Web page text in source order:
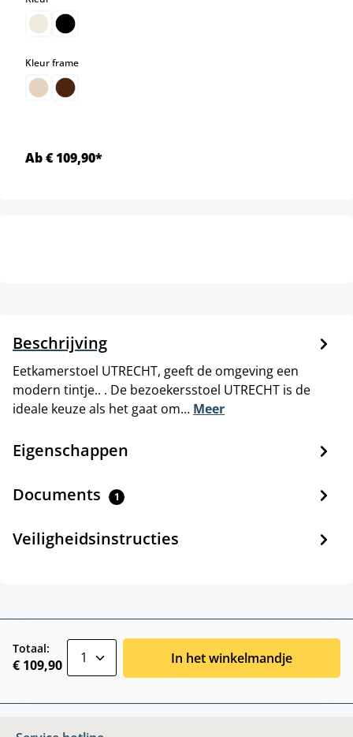
Kleur frameselect
Ab € 109,90*
Beschrijving
Eetkamerstoel UTRECHT, geeft de omgeving een
modern tintje.. . De bezoekersstoel UTRECHT is de
ideale keuze als het gaat om… Meer
Eigenschappen
Documents 1
Veiligheidsinstructies
Totaal:
€ 109,90 In het winkelmandje